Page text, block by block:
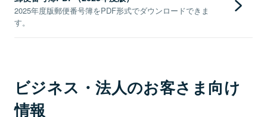
2025年度版郵便番号簿をPDF形式でダウンロードできま
す。
ビジネス・法人のお客さま向け
情報